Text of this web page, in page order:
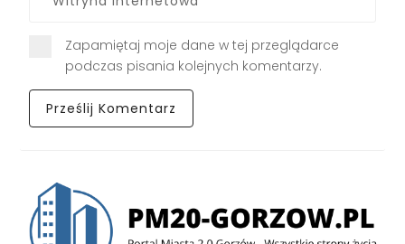
Zapamiętaj moje dane w tej przeglądarce
podczas pisania kolejnych komentarzy.